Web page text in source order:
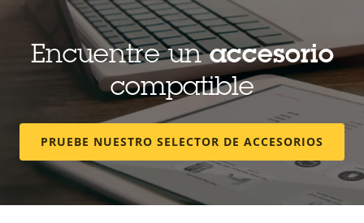
Encuentre unaccesorio
compatible
PRUEBE NUESTRO SELECTOR DE ACCESORIOS